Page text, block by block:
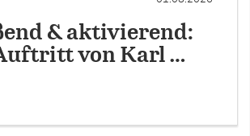
& aktivierend:
von Karl …